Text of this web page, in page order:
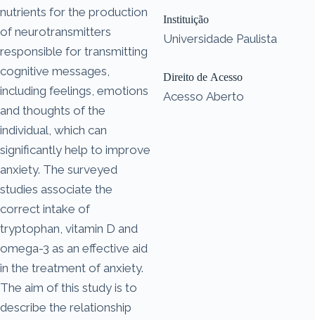
nutrients for the production
of neurotransmitters
responsible for transmitting
cognitive messages,
including feelings, emotions
and thoughts of the
individual, which can
significantly help to improve
anxiety. The surveyed
studies associate the
correct intake of
tryptophan, vitamin D and
omega-3 as an effective aid
in the treatment of anxiety.
The aim of this study is to
describe the relationship
Instituição
Universidade Paulista
Direito de Acesso
Acesso Aberto